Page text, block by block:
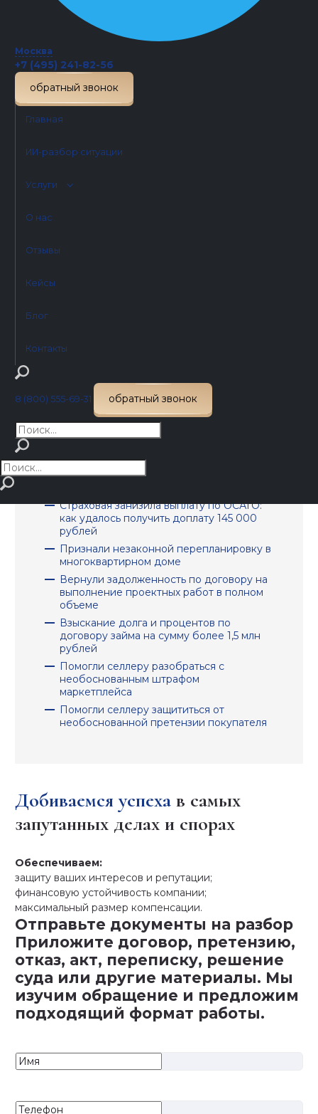
Москва
+7 (495) 241-82-56
обратный звонок
Главная
ИИ-разбор ситуации
Услуги
О нас
Отзывы
Кейсы
Блог
Контакты
8 (800) 555-69-31 обратный звонок
Если у вас похожая ситуация и требуется защита
интересов в суде, подробнее о сопровождении
таких дел можно узнать здесь:
добились полного устранения
хватило: взыскали с виновника еще 350
000 рублей
Заниженную выплату по ОСАГО
Страховая отказала по КАСКО: как
удалось оспорить отказ и получить
Страховая занизила выплату по ОСАГО:
как удалось получить доплату 145 000
рублей
Признали незаконной перепланировку в
многоквартирном доме
Вернули задолженность по договору на
выполнение проектных работ в полном
объеме
Взыскание долга и процентов по
договору займа на сумму более 1,5 млн
рублей
Помогли селлеру разобраться с
необоснованным штрафом
маркетплейса
Помогли селлеру защититься от
необоснованной претензии покупателя
Добиваемся успеха в самых
запутанных делах и спорах
Обеспечиваем:
защиту ваших интересов и репутации;
финансовую устойчивость компании;
максимальный размер компенсации.
Отправьте документы на разбор
Приложите договор, претензию,
отказ, акт, переписку, решение
суда или другие материалы. Мы
изучим обращение и предложим
подходящий формат работы.